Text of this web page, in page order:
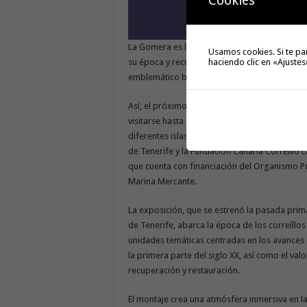
La Gomera es la primera isla en acoger la
su época y recuperación’. La Sala de
emblemático barco, fundamental para la
Así, el próximo lunes,16 de junio, a partir de
visitarse hasta el 29 de agosto. El Cabildo
diferentes islas de esta muestra, producida
de Tenerife y la Fundación Canaria Correíllo
que cuenta con financiación del Organismo
Marina Mercante.
La exposición, que se estrenó la pasada
de Tenerife, abarca la época de los
unidades temáticas centradas en los
la primera parte del siglo XX, así como el
recuperación y restauración.
El montaje crea una atmósfera inmersiva en
Usamos cookies. Si te
haciendo clic en